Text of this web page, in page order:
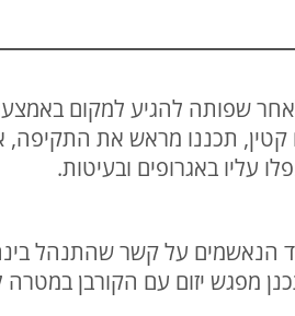
שפותה להגיע למקום
תכננו מראש את התקיפה,
על קשר שהתנהל בינה
מפגש יזום עם הקורבן במטרה